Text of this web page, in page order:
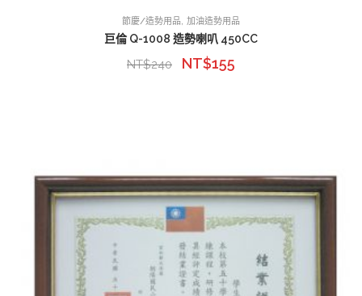
節慶/造勢用品 加油造勢用品
巨倫 Q-1008 造勢喇叭 450CC
NT$240 NT$155